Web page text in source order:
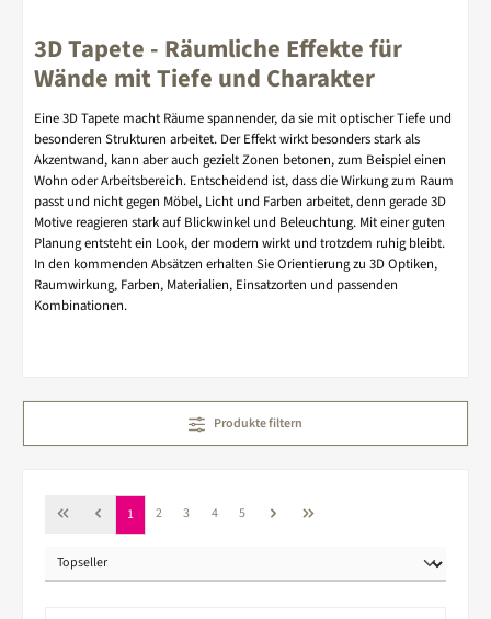
3D Tapete - Räumliche Effekte für
Wände mit Tiefe und Charakter
Eine 3D Tapete macht Räume spannender, da sie mit optischer Tiefe und
besonderen Strukturen arbeitet. Der Effekt wirkt besonders stark als
Akzentwand, kann aber auch gezielt Zonen betonen, zum Beispiel einen
Wohn oder Arbeitsbereich. Entscheidend ist, dass die Wirkung zum Raum
passt und nicht gegen Möbel, Licht und Farben arbeitet, denn gerade 3D
Motive reagieren stark auf Blickwinkel und Beleuchtung. Mit einer guten
Planung entsteht ein Look, der modern wirkt und trotzdem ruhig bleibt.
In den kommenden Absätzen erhalten Sie Orientierung zu 3D Optiken,
Raumwirkung, Farben, Materialien, Einsatzorten und passenden
Kombinationen.
Produkte filtern
Seite
1 Seite
2 Seite
3 Seite
4 Seite
5